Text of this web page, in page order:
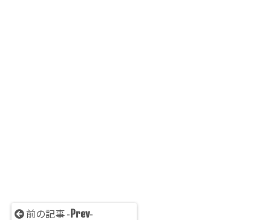
前の記事 -Prev-